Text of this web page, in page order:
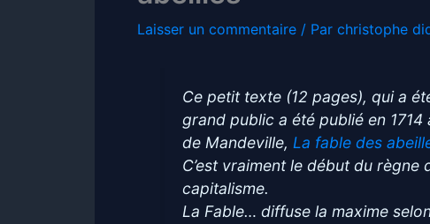
Laisser un commentaire / Par christophe
Ce petit texte (12 pages), qui a
grand public a été publié en
de Mandeville, La fable des
C’est vraiment le début du
capitalisme.
La Fable… diffuse la maxime